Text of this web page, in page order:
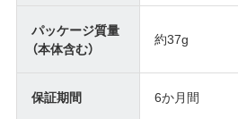
パッケージ質量
（本体含む）
約37g
保証期間 6か月間